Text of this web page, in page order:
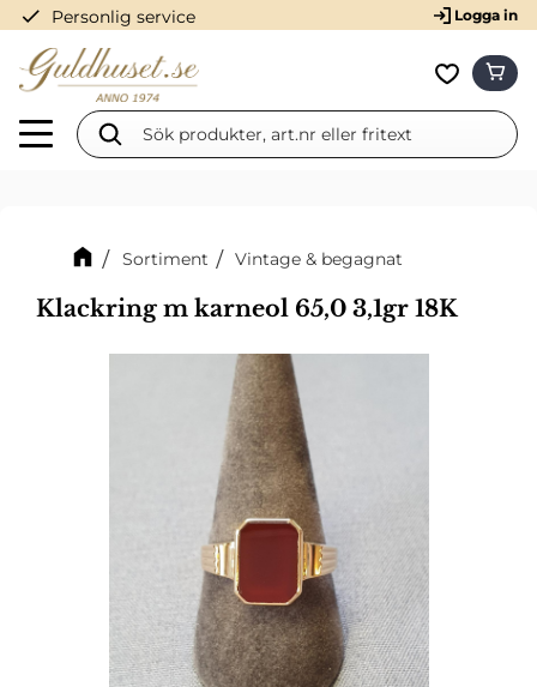
Meny
check Personlig service Logga in
Sortiment Vintage & begagnat
Klackring m karneol 65,0 3,1gr 18K